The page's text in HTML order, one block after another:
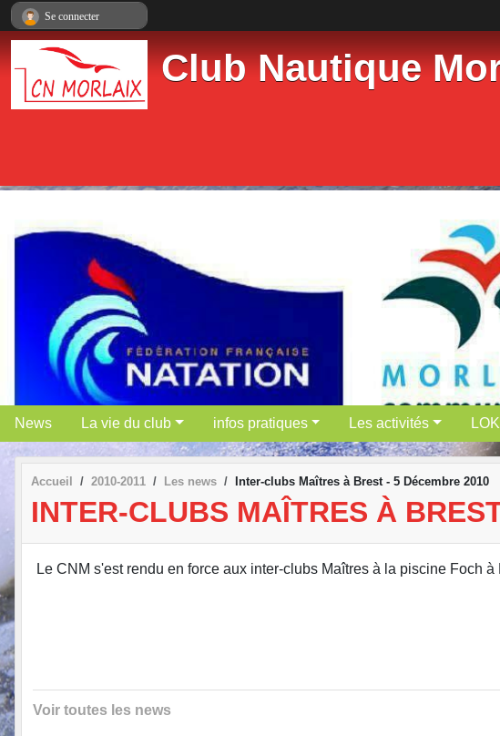
Club Nautique
News La vie du club infos pratiques Les activités
Accueil 2010-2011 Les news Inter-clubs Maîtres à Brest - 5 Décembre 2010
INTER-CLUBS MAÎTRES À
Le CNM s'est rendu en force aux inter-clubs Maîtres à la piscine Foch
Voir toutes les news
Se connecter
Panneau de gestion des cookies